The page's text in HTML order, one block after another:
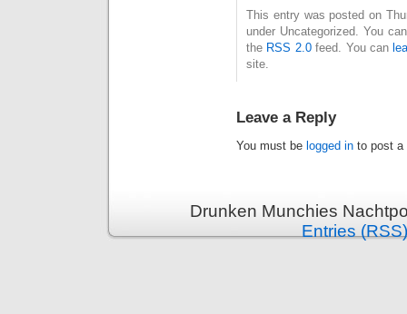
This entry was posted on
under Uncategorized. You
the RSS 2.0feed. You can
site.
Leave a Reply
You must be logged in to post a
Drunken Munchies
Entries (RSS)